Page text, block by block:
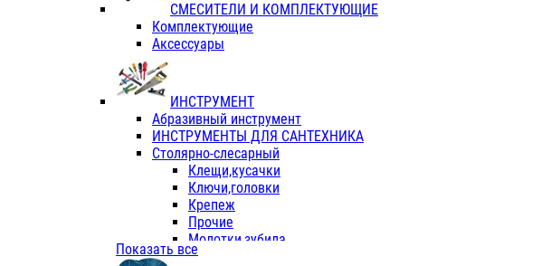
СМЕСИТЕЛИ И КОМПЛЕКТУЮЩИЕ
Комплектующие
Аксессуары
ИНСТРУМЕНТ
Абразивный инструмент
ИНСТРУМЕНТЫ ДЛЯ САНТЕХНИКА
Столярно-слесарный
Клещи,кусачки
Ключи,головки
Крепеж
Прочие
Молотки,зубила
Пассатижи,тонкогубцы,утконосы
Показать все